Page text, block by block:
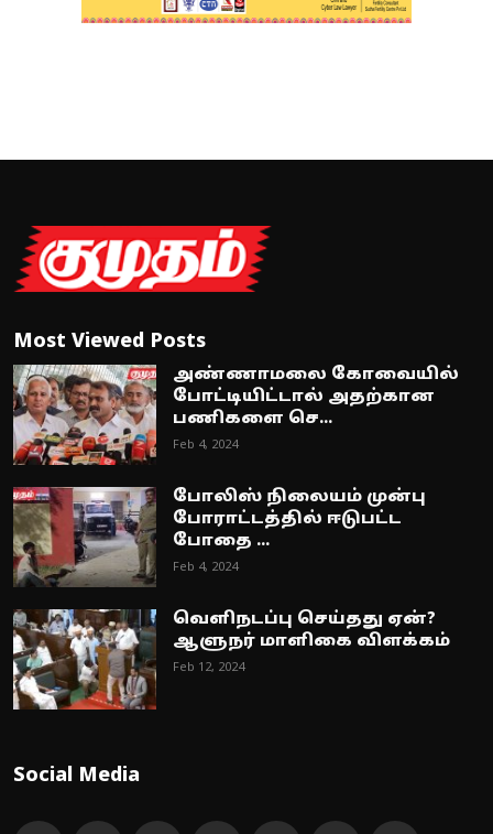
Most Viewed Posts
அண்ணாமலை கோவையில்
போட்டியிட்டால் அதற்கான
பணிகளை செ...
Feb 4, 2024
போலிஸ் நிலையம் முன்பு
போராட்டத்தில் ஈடுபட்ட
போதை ...
Feb 4, 2024
வெளிநடப்பு செய்தது ஏன்?
ஆளுநர் மாளிகை விளக்கம்
Feb 12, 2024
Social Media